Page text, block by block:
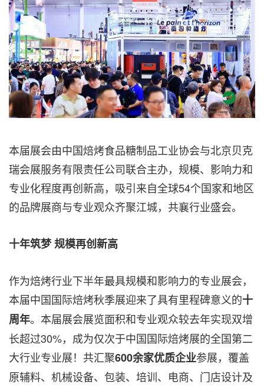
本届展会由中国焙烤食品糖制品工业协会与北京贝克
瑞会展服务有限责任公司联合主办，规模、影响力和
专业化程度再创新高，吸引来自全球54个国家和地区
的品牌展商与专业观众齐聚江城，共襄行业盛会。
十年筑梦 规模再创新高
作为焙烤行业下半年最具规模和影响力的专业展会，
本届中国国际焙烤秋季展迎来了具有里程碑意义的十
周年。本届展会展览面积和专业观众较去年实现双增
长超过30%，成为仅次于中国国际焙烤展的全国第二
大行业专业展！共汇聚600余家优质企业参展，覆盖
原辅料、机械设备、包装、培训、电商、门店设计及